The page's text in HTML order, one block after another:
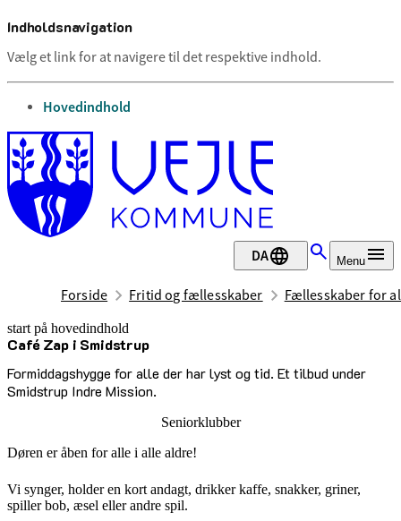
Indholdsnavigation
Vælg et link for at navigere til det respektive indhold.
gå til
Hovedindhold
DA Menu
Forside Fritid og fællesskaber Fællesskaber for
start på hovedindhold
Café Zap i Smidstrup
Formiddagshygge for alle der har lyst og tid. Et tilbud under
Smidstrup Indre Mission.
senest opdateret 14. juli 2026
Seniorklubber
Døren er åben for alle i alle aldre!
Vi synger, holder en kort andagt, drikker kaffe, snakker, griner,
spiller bob, æsel eller andre spil.